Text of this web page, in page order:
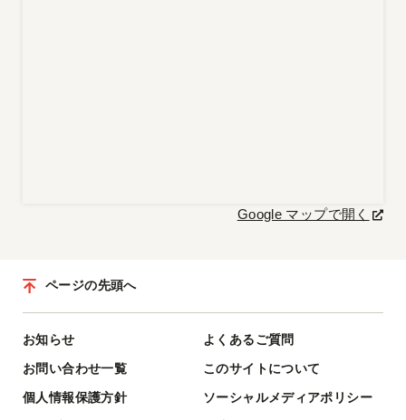
Google マップで開く
お知らせ
よくあるご質問
お問い合わせ一覧
このサイトについて
個人情報保護方針
ソーシャルメディアポリシー
ページの先頭へ